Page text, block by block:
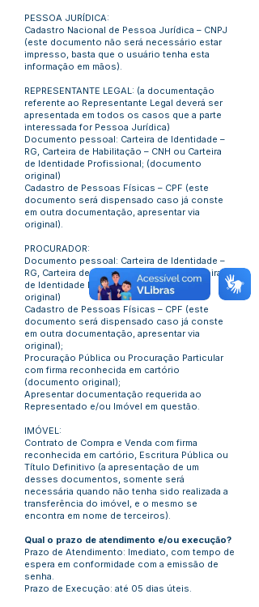
PESSOA JURÍDICA:
Cadastro Nacional de Pessoa Jurídica – CNPJ
(este documento não será necessário estar
impresso, basta que o usuário tenha esta
informação em mãos).
REPRESENTANTE LEGAL: (a documentação
referente ao Representante Legal deverá ser
apresentada em todos os casos que a parte
interessada for Pessoa Jurídica)
Documento pessoal: Carteira de Identidade –
RG, Carteira de Habilitação – CNH ou Carteira
de Identidade Profissional; (documento
original)
Cadastro de Pessoas Físicas – CPF (este
documento será dispensado caso já conste
em outra documentação, apresentar via
original).
PROCURADOR:
Documento pessoal: Carteira de Identidade –
RG, Carteira de Habilitação – CNH ou Carteira
de Identidade Profissional; (documento
original)
Cadastro de Pessoas Físicas – CPF (este
documento será dispensado caso já conste
em outra documentação, apresentar via
original);
Procuração Pública ou Procuração Particular
com firma reconhecida em cartório
(documento original);
Apresentar documentação requerida ao
Representado e/ou Imóvel em questão.
IMÓVEL:
Contrato de Compra e Venda com firma
reconhecida em cartório, Escritura Pública ou
Título Definitivo (a apresentação de um
desses documentos, somente será
necessária quando não tenha sido realizada a
transferência do imóvel, e o mesmo se
encontra em nome de terceiros).
Qual o prazo de atendimento e/ou execução?
Prazo de Atendimento: Imediato, com tempo de
espera em conformidade com a emissão de
senha.
Prazo de Execução: até 05 dias úteis.